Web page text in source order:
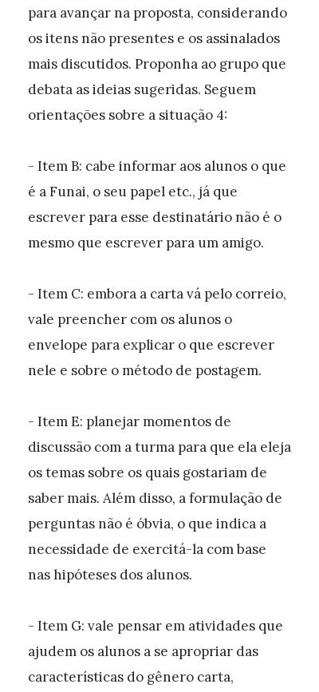
para avançar na proposta, considerando
os itens não presentes e os assinalados
mais discutidos. Proponha ao grupo que
debata as ideias sugeridas. Seguem
orientações sobre a situação 4:
- Item B: cabe informar aos alunos o que
é a Funai, o seu papel etc., já que
escrever para esse destinatário não é o
mesmo que escrever para um amigo.
- Item C: embora a carta vá pelo correio,
vale preencher com os alunos o
envelope para explicar o que escrever
nele e sobre o método de postagem.
- Item E: planejar momentos de
discussão com a turma para que ela eleja
os temas sobre os quais gostariam de
saber mais. Além disso, a formulação de
perguntas não é óbvia, o que indica a
necessidade de exercitá-la com base
nas hipóteses dos alunos.
- Item G: vale pensar em atividades que
ajudem os alunos a se apropriar das
características do gênero carta,